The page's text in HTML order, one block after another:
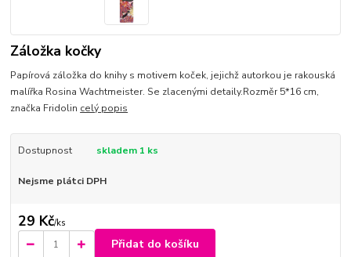
Záložka kočky
Papírová záložka do knihy s motivem koček, jejichž autorkou je rakouská
malířka Rosina Wachtmeister. Se zlacenými detaily.Rozměr 5*16 cm,
značka Fridolin celý popis
Dostupnost skladem 1 ks
Nejsme plátci DPH
29 Kč/ks
Přidat do košíku